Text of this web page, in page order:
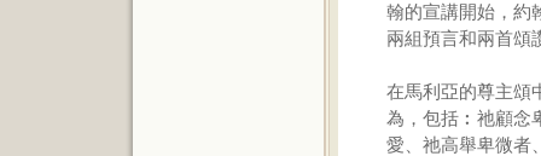
翰的宣講開始，約
兩組預言和兩首頌
在馬利亞的尊主頌
為，包括︰祂顧念
愛、祂高舉卑微者